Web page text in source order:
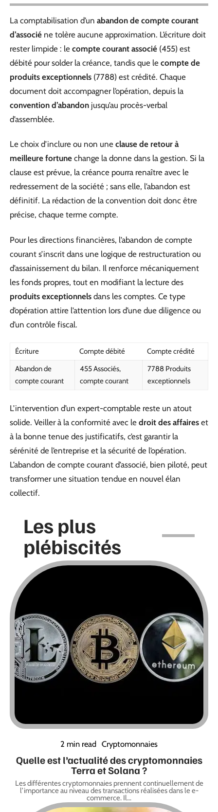
La comptabilisation d’un abandon de compte courant
d’associé ne tolère aucune approximation. L’écriture doit
rester limpide : le compte courant associé (455) est
débité pour solder la créance, tandis que le compte de
produits exceptionnels (7788) est crédité. Chaque
document doit accompagner l’opération, depuis la
convention d’abandon jusqu’au procès-verbal
d’assemblée.
Le choix d’inclure ou non une clause de retour à
meilleure fortune change la donne dans la gestion. Si la
clause est prévue, la créance pourra renaître avec le
redressement de la société ; sans elle, l’abandon est
définitif. La rédaction de la convention doit donc être
précise, chaque terme compte.
Pour les directions financières, l’abandon de compte
courant s’inscrit dans une logique de restructuration ou
d’assainissement du bilan. Il renforce mécaniquement
les fonds propres, tout en modifiant la lecture des
produits exceptionnels dans les comptes. Ce type
d’opération attire l’attention lors d’une due diligence ou
d’un contrôle fiscal.
Écriture Compte débité
Compte crédité
Abandon de
compte courant
455 Associés,
compte courant
7788 Produits
exceptionnels
L’intervention d’un expert-comptable reste un atout
solide. Veiller à la conformité avec le droit des affaires et
à la bonne tenue des justificatifs, c’est garantir la
sérénité de l’entreprise et la sécurité de l’opération.
L’abandon de compte courant d’associé, bien piloté, peut
transformer une situation tendue en nouvel élan
collectif.
Les plus
plébiscités
2 min read Cryptomonnaies
Quelle est l’actualité des cryptomonnaies
Terra et Solana ?
Les différentes cryptomonnaies prennent continuellement de
l’importance au niveau des transactions réalisées dans le e-
commerce. Il…